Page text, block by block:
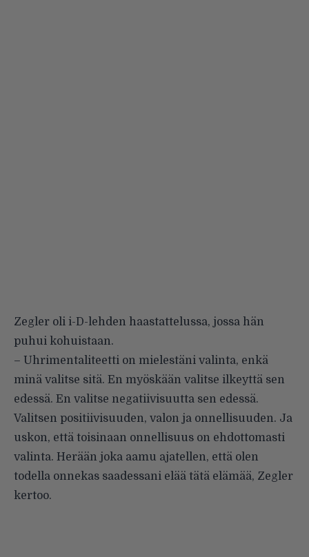
Zegler oli i-D-lehden haastattelussa, jossa hän
puhui kohuistaan.
– Uhrimentaliteetti on mielestäni valinta, enkä
minä valitse sitä. En myöskään valitse ilkeyttä sen
edessä. En valitse negatiivisuutta sen edessä.
Valitsen positiivisuuden, valon ja onnellisuuden. Ja
uskon, että toisinaan onnellisuus on ehdottomasti
valinta. Herään joka aamu ajatellen, että olen
todella onnekas saadessani elää tätä elämää, Zegler
kertoo.